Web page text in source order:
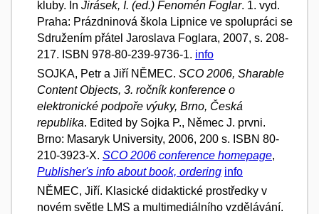
kluby. In Jirásek, I. (ed.) Fenomén Foglar. 1. vyd.
Praha: Prázdninová škola Lipnice ve spolupráci se
Sdružením přátel Jaroslava Foglara, 2007, s. 208-
217. ISBN 978-80-239-9736-1. info
SOJKA, Petr a Jiří NĚMEC. SCO 2006, Sharable
Content Objects, 3. ročník konference o
elektronické podpoře výuky, Brno, Česká
republika. Edited by Sojka P., Němec J. prvni.
Brno: Masaryk University, 2006, 200 s. ISBN 80-
210-3923-X. SCO 2006 conference homepage,
Publisher's info about book, ordering info
NĚMEC, Jiří. Klasické didaktické prostředky v
novém světle LMS a multimediálního vzdělávání.